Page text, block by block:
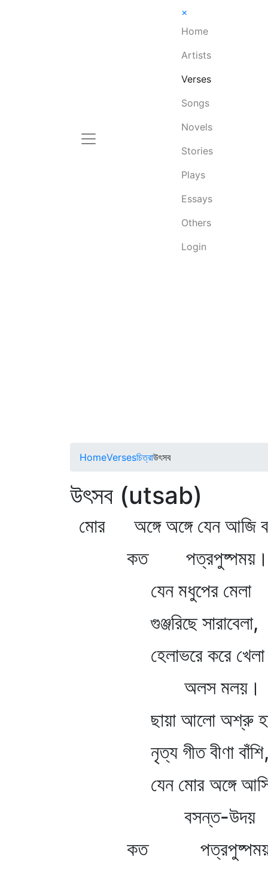
×
Home
Artists
Verses
Songs
Novels
Stories
Plays
Essays
Others
Login
HomeVersesচিত্রাউৎসব
উৎসব (utsab)
মোর অঙ্গে অঙ্গে যেন আজি
কত পত্রপুষ্পময়।
যেন মধুপের মেলা
গুঞ্জরিছে সারাবেলা,
হেলাভরে করে খেলা
অলস মলয়।
ছায়া আলো অশ্রু
নৃত্য গীত বীণা বাঁশি,
যেন মোর অঙ্গে
বসন্ত-উদয়
কত